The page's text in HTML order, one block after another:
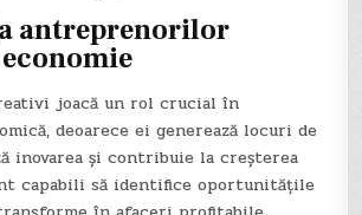
antreprenorilor
joacă un rol crucial în
deoarece ei generează locuri de
inovarea și contribuie la creșterea
capabili să identifice oportunitățile